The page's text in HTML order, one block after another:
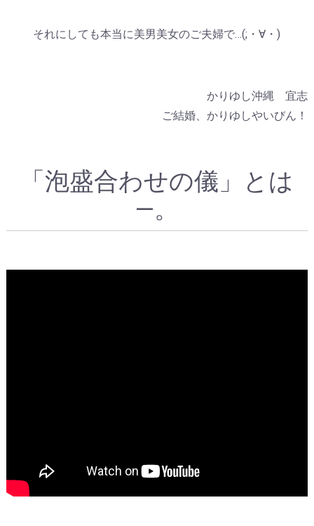
それにしても本当に美男美女のご夫婦で…(;・∀・)
かりゆし沖縄 宜志
ご結婚、かりゆしやいびん！
「泡盛合わせの儀」とは
―。